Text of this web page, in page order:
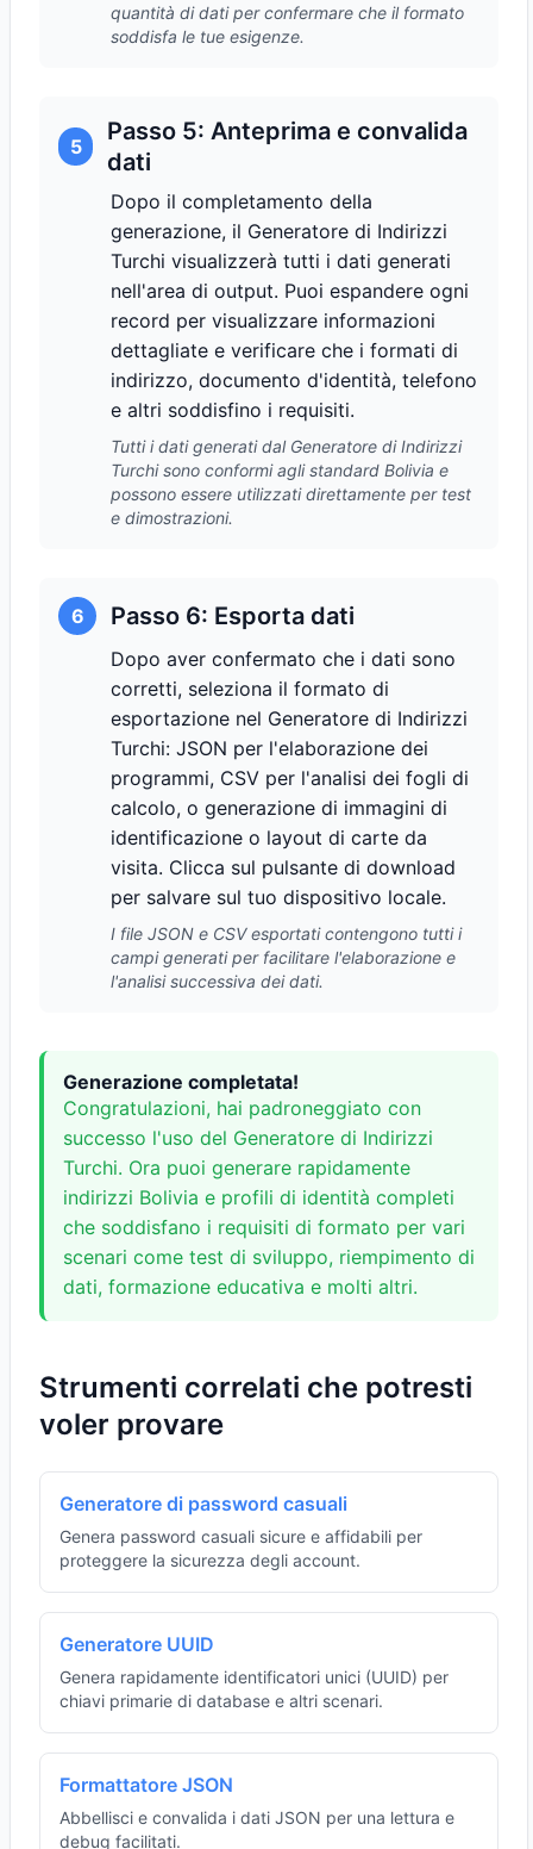
quantità di dati per confermare che il formato
soddisfa le tue esigenze.
5
Passo 5: Anteprima e convalida
dati
Dopo il completamento della
generazione, il Generatore di Indirizzi
Turchi visualizzerà tutti i dati generati
nell'area di output. Puoi espandere ogni
record per visualizzare informazioni
dettagliate e verificare che i formati di
indirizzo, documento d'identità, telefono
e altri soddisfino i requisiti.
Tutti i dati generati dal Generatore di Indirizzi
Turchi sono conformi agli standard Bolivia e
possono essere utilizzati direttamente per test
e dimostrazioni.
6 Passo 6: Esporta dati
Dopo aver confermato che i dati sono
corretti, seleziona il formato di
esportazione nel Generatore di Indirizzi
Turchi: JSON per l'elaborazione dei
programmi, CSV per l'analisi dei fogli di
calcolo, o generazione di immagini di
identificazione o layout di carte da
visita. Clicca sul pulsante di download
per salvare sul tuo dispositivo locale.
I file JSON e CSV esportati contengono tutti i
campi generati per facilitare l'elaborazione e
l'analisi successiva dei dati.
Generazione completata!
Congratulazioni, hai padroneggiato con
successo l'uso del Generatore di Indirizzi
Turchi. Ora puoi generare rapidamente
indirizzi Bolivia e profili di identità completi
che soddisfano i requisiti di formato per vari
scenari come test di sviluppo, riempimento di
dati, formazione educativa e molti altri.
Strumenti correlati che potresti
voler provare
Generatore di password casuali
Genera password casuali sicure e affidabili per
proteggere la sicurezza degli account.
Generatore UUID
Genera rapidamente identificatori unici (UUID) per
chiavi primarie di database e altri scenari.
Formattatore JSON
Abbellisci e convalida i dati JSON per una lettura e
debug facilitati.